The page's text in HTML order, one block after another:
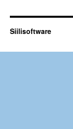
Siilisoftware